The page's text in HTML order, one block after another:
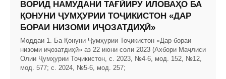
ВОРИД НАМУДАНИ ТАҒЙИРУ ИЛОВАҲО БА
ҚОНУНИ ҶУМҲУРИИ ТОҶИКИСТОН «ДАР
БОРАИ НИЗОМИ ИҶОЗАТДИҲӢ»
Моддаи 1. Ба Қонуни Ҷумҳурии Тоҷикистон «Дар бораи
низоми иҷозатдиҳӣ» аз 22 июни соли 2023 (Ахбори Маҷлиси
Олии Ҷумҳурии Тоҷикистон, с. 2023, №4-6, мод. 152, №12,
мод. 577; с. 2024, №5-6, мод. 257;